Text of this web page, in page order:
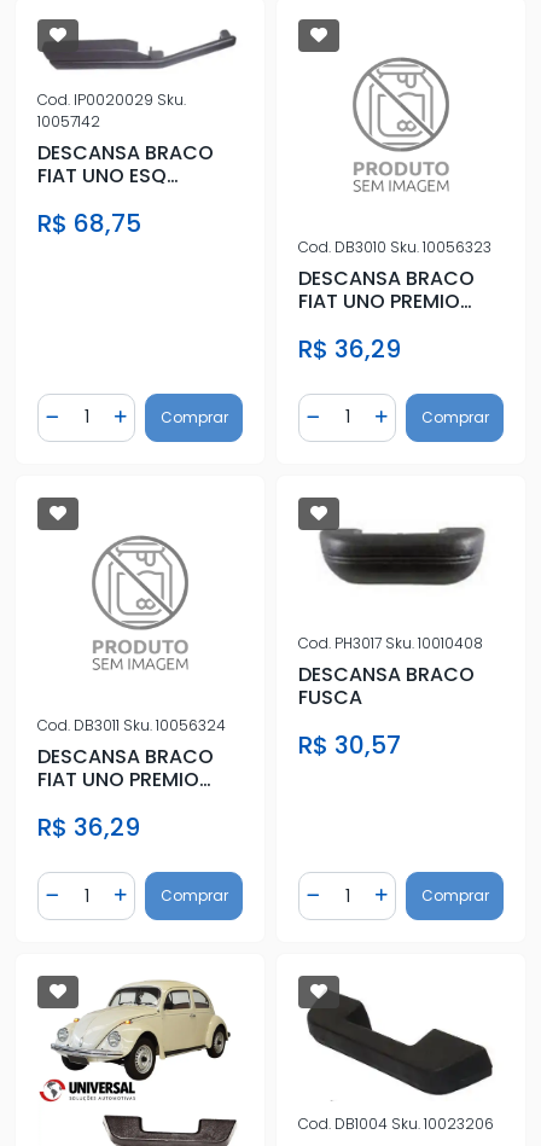
Cod. IP0020029 Sku.
10057142
DESCANSA BRACO
FIAT UNO ESQ
ELETRICO
R$ 68,75
Diminuir Quantidade
Quantidade
Adicionar Quantidade
Comprar
Cod. DB3010 Sku.10056323
DESCANSA BRACO
FIAT UNO PREMIO
R$ 36,29
Diminuir Quantidade
Quantidade
AdicionarComprar
Cod. DB3011 Sku.10056324
DESCANSA BRACO
FIAT UNO PREMIO
R$ 36,29
Diminuir Quantidade
Quantidade
Adicionar Quantidade
Comprar
Cod. PH3017 Sku.10010408
DESCANSA BRACO
FUSCA
R$ 30,57
Diminuir Quantidade
Quantidade
AdicionarComprar
Cod. DB1004 Sku.10023206